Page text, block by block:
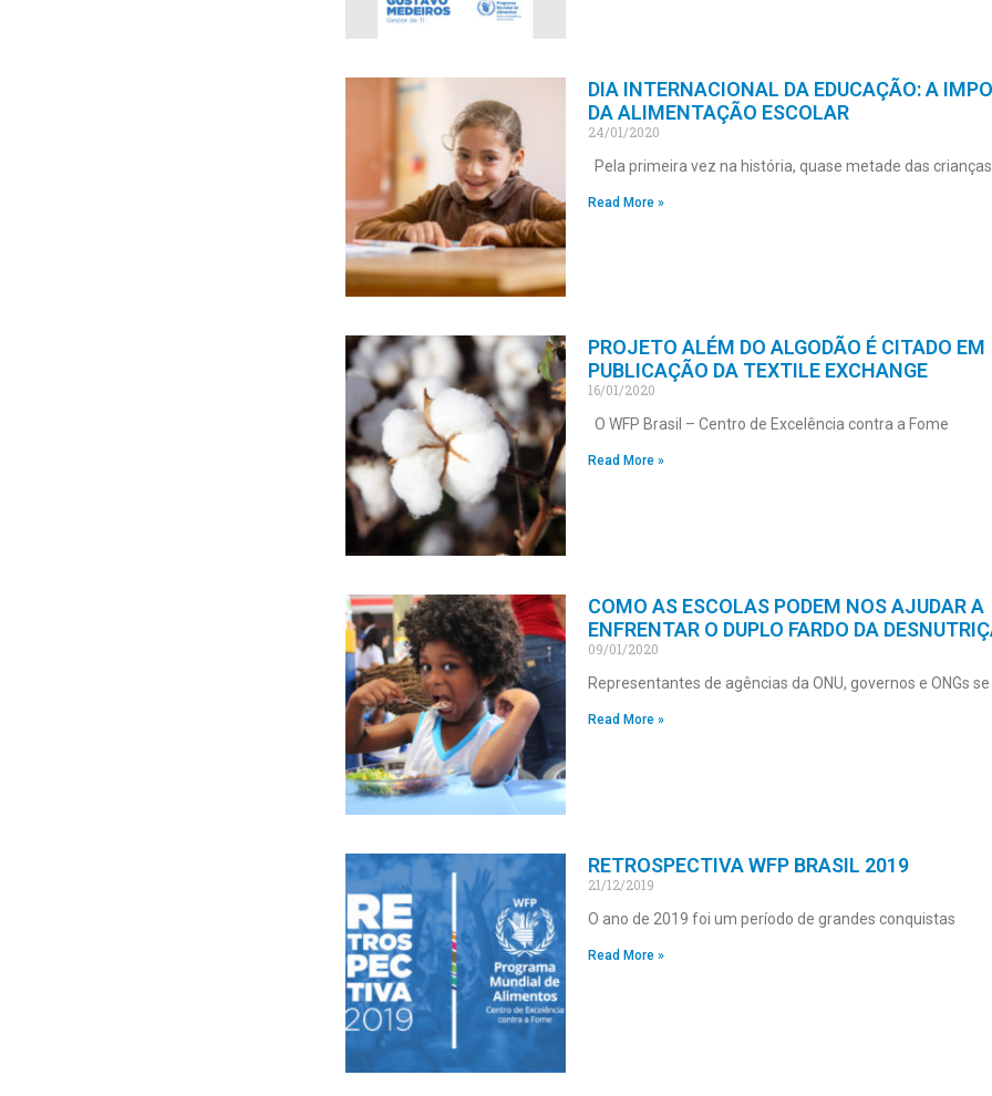
DIA INTERNACIONAL DA EDUCAÇÃO: A
DA ALIMENTAÇÃO ESCOLAR
24/01/2020
Pela primeira vez na história, quase metade das crianças
Read More »
PROJETO ALÉM DO ALGODÃO É CITADO EM
PUBLICAÇÃO DA TEXTILE EXCHANGE
16/01/2020
O WFP Brasil – Centro de Excelência contra a Fome
Read More »
COMO AS ESCOLAS PODEM NOS AJUDAR A
ENFRENTAR O DUPLO FARDO DA
09/01/2020
Representantes de agências da ONU, governos e ONGs
Read More »
RETROSPECTIVA WFP BRASIL 2019
21/12/2019
O ano de 2019 foi um período de grandes conquistas
Read More »